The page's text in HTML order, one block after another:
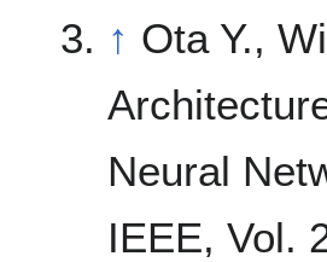
↑ Ota Y.,
Neural
IEEE, Vol.